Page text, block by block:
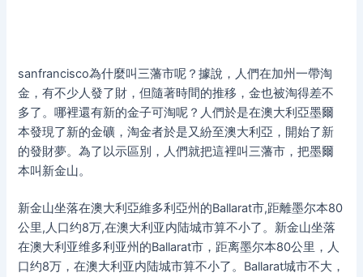
sanfrancisco為什麼叫三藩市呢？據說，人們在加州一帶淘
金，有不少人發了財，但隨著時間的推移，金也被淘得差不
多了。哪裡還有新的金子可淘呢？人們於是在澳大利亞墨爾
本發現了新的金礦，淘金者於是又紛至澳大利亞，開始了新
的發財夢。為了以示區別，人們就把這裡叫三藩市，把墨爾
本叫新金山。
新金山坐落在澳大利亞維多利亞州的Ballarat市,距離墨尔本80
公里,人口约8万,在澳大利亚内陆城市算不小了。新金山坐落
在澳大利亚维多利亚州的Ballarat市，距离墨尔本80公里，人
口约8万，在澳大利亚内陆城市算不小了。Ballarat城市不大，